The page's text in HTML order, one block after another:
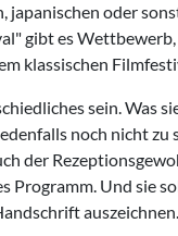
japanischen oder
gibt es
klassischen
sein. Was
noch nicht zu
der
Und sie
auszeichnen.